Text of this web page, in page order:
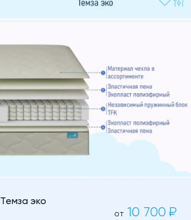
Темза эко
от 10 700 ₽